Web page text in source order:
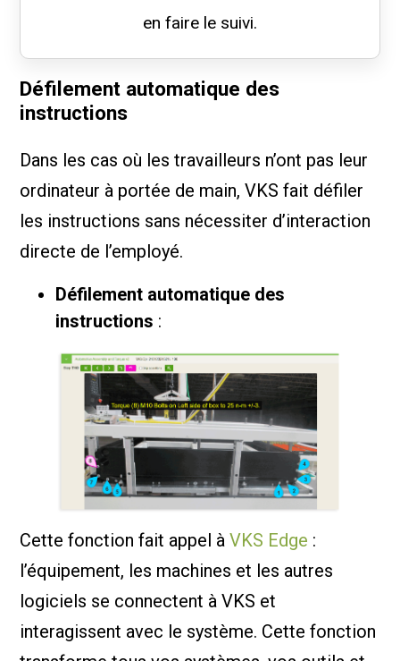
en faire le suivi.
Défilement automatique des
instructions
Dans les cas où les travailleurs n’ont pas leur
ordinateur à portée de main, VKS fait défiler
les instructions sans nécessiter d’interaction
directe de l’employé.
Défilement automatique des
instructions :
Cette fonction fait appel àVKS Edge :
l’équipement, les machines et les autres
logiciels se connectent à VKS et
interagissent avec le système. Cette fonction